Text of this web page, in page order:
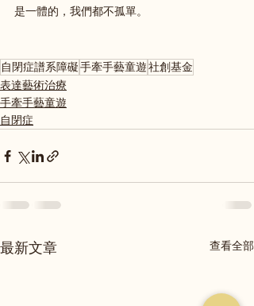
是一體的，我們都不孤單。
自閉症譜系障礙手牽手藝童遊社創基金
表達藝術治療
手牽手藝童遊
自閉症
最新文章 查看全部